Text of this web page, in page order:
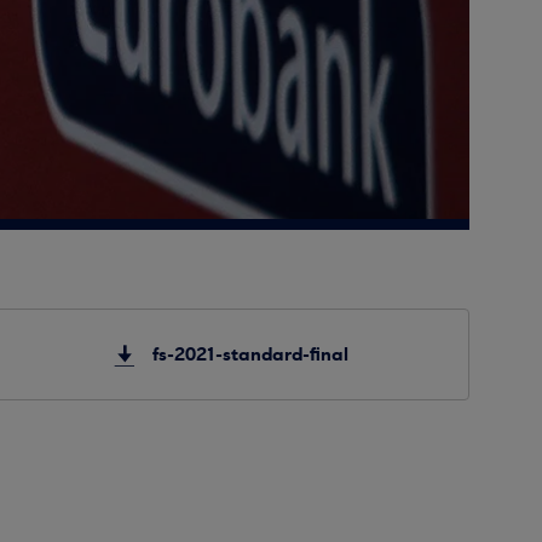
fs-2021-standard-final